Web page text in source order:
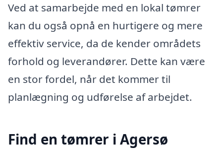
Ved at samarbejde med en lokal tømrer
kan du også opnå en hurtigere og mere
effektiv service, da de kender områdets
forhold og leverandører. Dette kan være
en stor fordel, når det kommer til
planlægning og udførelse af arbejdet.
Find en tømrer i Agersø